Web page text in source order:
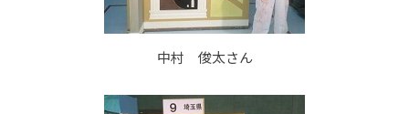
中村 俊太さん